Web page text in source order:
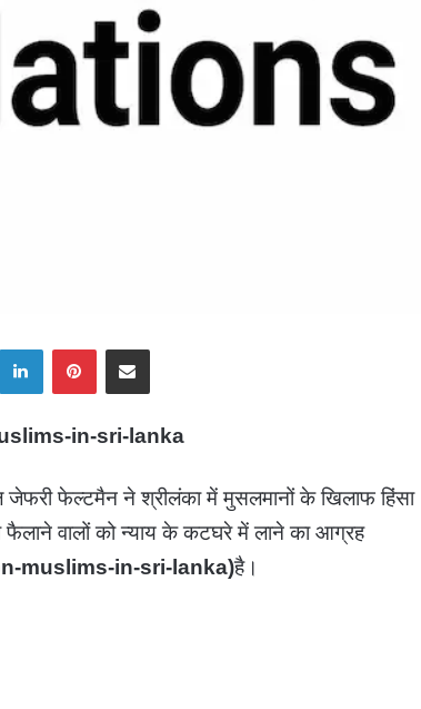
LinkedIn Pinterest Share via Email
in-sri-lanka
फेल्टमैन ने श्रीलंका में मुसलमानों के खिलाफ हिंसा
फैलाने वालों को न्याय के कटघरे में लाने का आग्रह
muslims-in-sri-lanka)है।